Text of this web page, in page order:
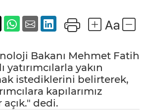
Bakanı Mehmet Fatih
yatırımcılarla yakın
istediklerini belirterek,
kapılarımız
dedi.